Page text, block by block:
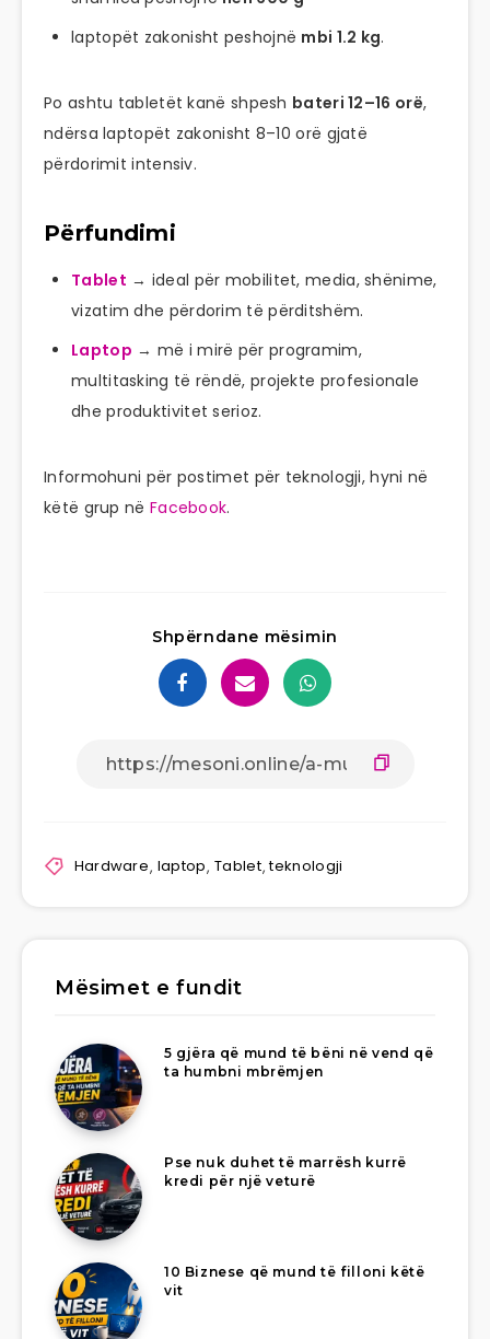
laptopët zakonisht peshojnë mbi 1.2 kg.
Po ashtu tabletët kanë shpesh bateri 12–16 orë,
ndërsa laptopët zakonisht 8–10 orë gjatë
përdorimit intensiv.
Përfundimi
Tablet → ideal për mobilitet, media, shënime,
vizatim dhe përdorim të përditshëm.
Laptop → më i mirë për programim,
multitasking të rëndë, projekte profesionale
dhe produktivitet serioz.
Informohuni për postimet për teknologji, hyni në
këtë grup në Facebook.
Shpërndane mësimin
Hardware, laptop,Tablet,teknologji
Mësimet e fundit
5 gjëra që mund të bëni në vend që
ta humbni mbrëmjen
Pse nuk duhet të marrësh kurrë
kredi për një veturë
10 Biznese që mund të filloni këtë
vit